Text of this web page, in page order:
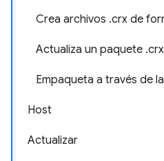
Crea archivos .crx de
Actualiza un paquete .crx
Empaqueta a través de
Host
Actualizar